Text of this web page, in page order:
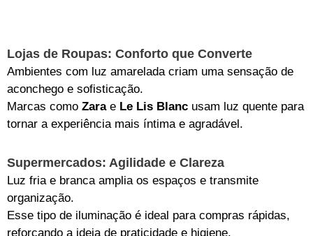
Lojas de Roupas: Conforto que Converte
Ambientes com luz amarelada criam uma sensação de
aconchego e sofisticação.
Marcas como Zarae Le Lis Blanc usam luz quente para
tornar a experiência mais íntima e agradável.
Supermercados: Agilidade e Clareza
Luz fria e branca amplia os espaços e transmite
organização.
Esse tipo de iluminação é ideal para compras rápidas,
reforçando a ideia de praticidade e higiene.